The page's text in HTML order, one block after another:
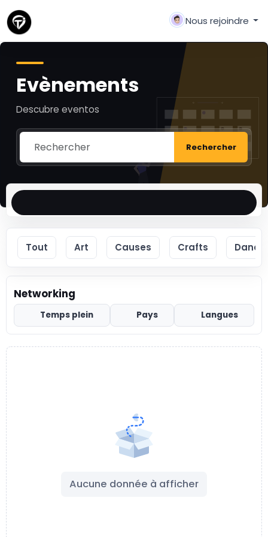
Nous rejoindre
Evènements
Descubre eventos
Rechercher
Tout Art Causes Crafts Dance
Networking
Temps plein Pays Langues
Aucune donnée à afficher